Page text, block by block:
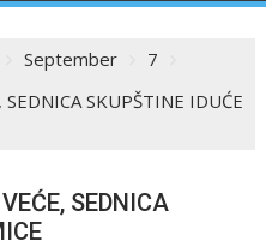
September
7
SKUPŠTINE IDUĆE
SEDNICA